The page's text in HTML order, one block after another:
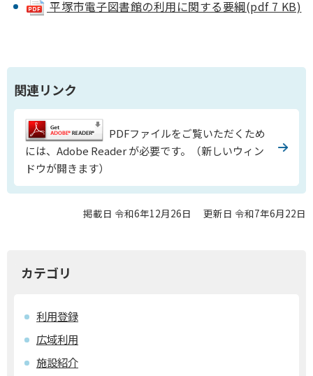
平塚市電子図書館の利用に関する要綱(pdf 7 KB)
関連リンク
PDFファイルをご覧いただくため
には、Adobe Reader が必要です。（新しいウィン
ドウが開きます）
掲載日 令和6年12月26日 更新日 令和7年6月22日
カテゴリ
利用登録
広域利用
施設紹介